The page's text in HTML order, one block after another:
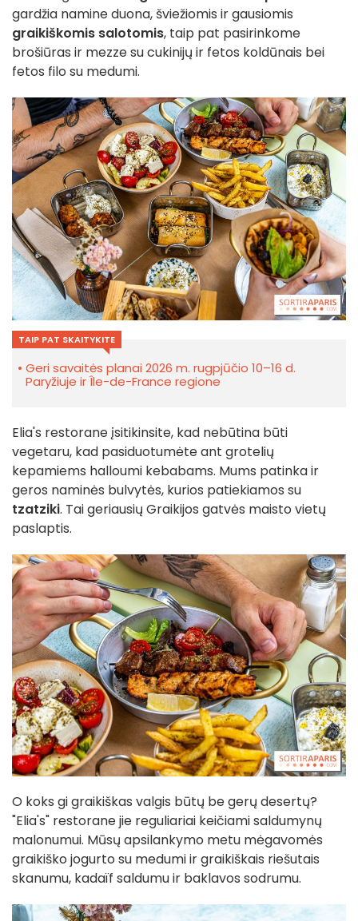
gardžia namine duona, šviežiomis ir gausiomis
graikiškomis salotomis, taip pat pasirinkome
brošiūras ir mezze su cukinijų ir fetos koldūnais bei
fetos filo su medumi.
TAIP PAT SKAITYKITE
Geri savaitės planai 2026 m. rugpjūčio 10–16 d.
Paryžiuje ir Île-de-France regione
Elia's restorane įsitikinsite, kad nebūtina būti
vegetaru, kad pasiduotumėte ant grotelių
kepamiems halloumi kebabams. Mums patinka ir
geros naminės bulvytės, kurios patiekiamos su
tzatziki. Tai geriausių Graikijos gatvės maisto vietų
paslaptis.
O koks gi graikiškas valgis būtų be gerų desertų?
"Elia's" restorane jie reguliariai keičiami saldumynų
malonumui. Mūsų apsilankymo metu mėgavomės
graikiško jogurto su medumi ir graikiškais riešutais
skanumu, kadaïf saldumu ir baklavos sodrumu.